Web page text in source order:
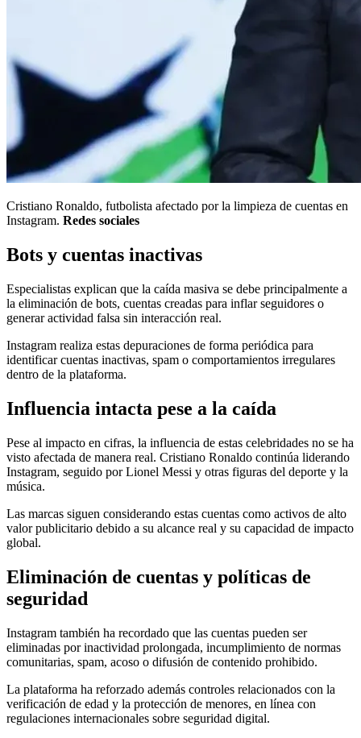
Cristiano Ronaldo, futbolista afectado por la limpieza de cuentas en
Instagram. Redes sociales
Bots y cuentas inactivas
Especialistas explican que la caída masiva se debe principalmente a
la eliminación de bots, cuentas creadas para inflar seguidores o
generar actividad falsa sin interacción real.
Instagram realiza estas depuraciones de forma periódica para
identificar cuentas inactivas, spam o comportamientos irregulares
dentro de la plataforma.
Influencia intacta pese a la caída
Pese al impacto en cifras, la influencia de estas celebridades no se ha
visto afectada de manera real. Cristiano Ronaldo continúa liderando
Instagram, seguido por Lionel Messi y otras figuras del deporte y la
música.
Las marcas siguen considerando estas cuentas como activos de alto
valor publicitario debido a su alcance real y su capacidad de impacto
global.
Eliminación de cuentas y políticas de
seguridad
Instagram también ha recordado que las cuentas pueden ser
eliminadas por inactividad prolongada, incumplimiento de normas
comunitarias, spam, acoso o difusión de contenido prohibido.
La plataforma ha reforzado además controles relacionados con la
verificación de edad y la protección de menores, en línea con
regulaciones internacionales sobre seguridad digital.